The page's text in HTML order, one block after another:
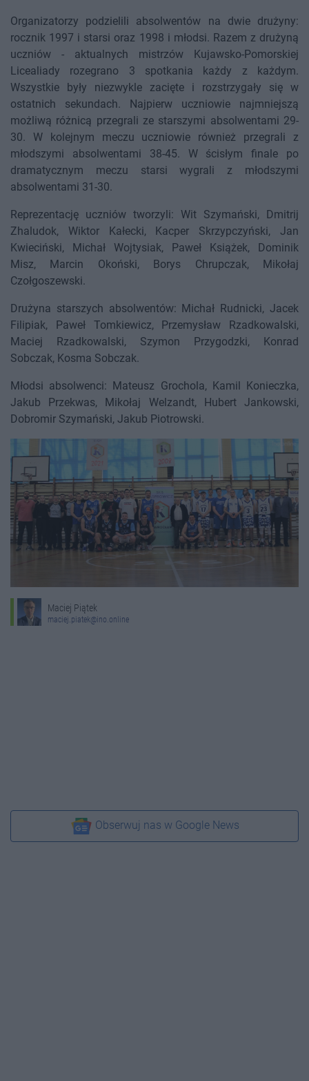
Organizatorzy podzielili absolwentów na dwie drużyny:
rocznik 1997 i starsi oraz 1998 i młodsi. Razem z drużyną
uczniów - aktualnych mistrzów Kujawsko-Pomorskiej
Licealiady rozegrano 3 spotkania każdy z każdym.
Wszystkie były niezwykle zacięte i rozstrzygały się w
ostatnich sekundach. Najpierw uczniowie najmniejszą
możliwą różnicą przegrali ze starszymi absolwentami 29-
30. W kolejnym meczu uczniowie również przegrali z
młodszymi absolwentami 38-45. W ścisłym finale po
dramatycznym meczu starsi wygrali z młodszymi
absolwentami 31-30.
Reprezentację uczniów tworzyli: Wit Szymański, Dmitrij
Zhaludok, Wiktor Kałecki, Kacper Skrzypczyński, Jan
Kwieciński, Michał Wojtysiak, Paweł Książek, Dominik
Misz, Marcin Okoński, Borys Chrupczak, Mikołaj
Czołgoszewski.
Drużyna starszych absolwentów: Michał Rudnicki, Jacek
Filipiak, Paweł Tomkiewicz, Przemysław Rzadkowalski,
Maciej Rzadkowalski, Szymon Przygodzki, Konrad
Sobczak, Kosma Sobczak.
Młodsi absolwenci: Mateusz Grochola, Kamil Konieczka,
Jakub Przekwas, Mikołaj Welzandt, Hubert Jankowski,
Dobromir Szymański, Jakub Piotrowski.
Maciej Piątek
maciej.piatek@ino.online
Obserwuj nas w Google News